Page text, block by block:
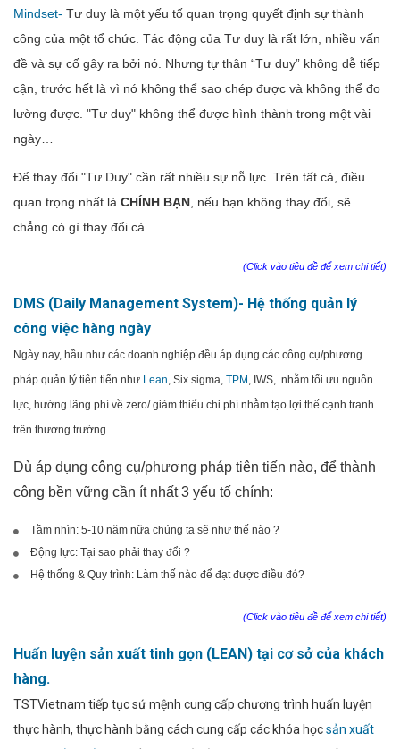
Mindset- Tư duy là một yếu tố quan trọng quyết định sự thành
công của một tổ chức. Tác động của Tư duy là rất lớn, nhiều vấn
đề và sự cố gây ra bởi nó. Nhưng tự thân “Tư duy” không dễ tiếp
cận, trước hết là vì nó không thể sao chép được và không thể đo
lường được. "Tư duy" không thể được hình thành trong một vài
ngày…
Để thay đổi "Tư Duy" cần rất nhiều sự nỗ lực. Trên tất cả, điều
quan trọng nhất là CHÍNH BẠN , nếu bạn không thay đổi, sẽ
chẳng có gì thay đổi cả.
(Click vào tiêu đề để xem chi tiết)
DMS (Daily Management System)- Hệ thống quản lý
công việc hàng ngày
Ngày nay, hầu như các doanh nghiệp đều áp dụng các công cụ/phương
pháp quản lý tiên tiến như Lean , Six sigma, TPM , IWS,..nhằm tối ưu nguồn
lực, hướng lãng phí về zero/ giảm thiểu chi phí nhằm tạo lợi thế cạnh tranh
trên thương trường.
Dù áp dụng công cụ/phương pháp tiên tiến nào, để thành
công bền vững cần ít nhất 3 yếu tố chính:
Tầm nhìn: 5-10 năm nữa chúng ta sẽ như thế nào ?
Động lực: Tại sao phải thay đổi ?
Hệ thống & Quy trình: Làm thế nào để đạt được điều đó?
(Click vào tiêu đề để xem chi tiết)
Huấn luyện sản xuất tinh gọn (LEAN) tại cơ sở của khách
hàng.
TSTVietnam tiếp tục sứ mệnh cung cấp chương trình huấn luyện
thực hành, thực hành bằng cách cung cấp các khóa họcsản xuất